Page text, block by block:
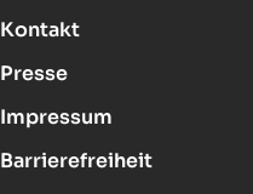
Kontakt
Presse
Impressum
Barrierefreiheit